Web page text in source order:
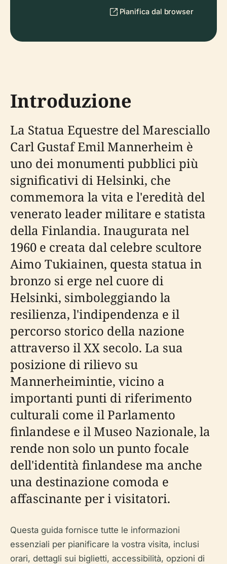
Pianifica dal browser
Introduzione
La Statua Equestre del Maresciallo
Carl Gustaf Emil Mannerheim è
uno dei monumenti pubblici più
significativi di Helsinki, che
commemora la vita e l'eredità del
venerato leader militare e statista
della Finlandia. Inaugurata nel
1960 e creata dal celebre scultore
Aimo Tukiainen, questa statua in
bronzo si erge nel cuore di
Helsinki, simboleggiando la
resilienza, l'indipendenza e il
percorso storico della nazione
attraverso il XX secolo. La sua
posizione di rilievo su
Mannerheimintie, vicino a
importanti punti di riferimento
culturali come il Parlamento
finlandese e il Museo Nazionale, la
rende non solo un punto focale
dell'identità finlandese ma anche
una destinazione comoda e
affascinante per i visitatori.
Questa guida fornisce tutte le informazioni
essenziali per pianificare la vostra visita, inclusi
orari, dettagli sui biglietti, accessibilità, opzioni di